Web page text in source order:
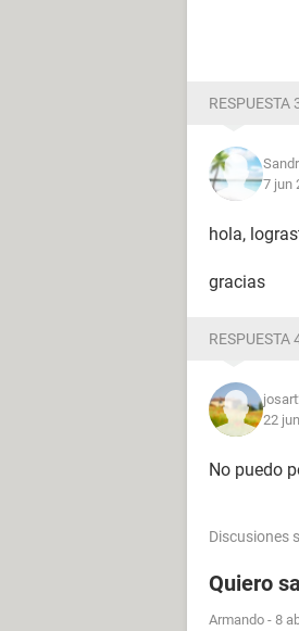
RESPUESTA
7 jun
hola,
gracias
RESPUESTA
22
No puedo
Discusiones
Quiero
Armando - 8